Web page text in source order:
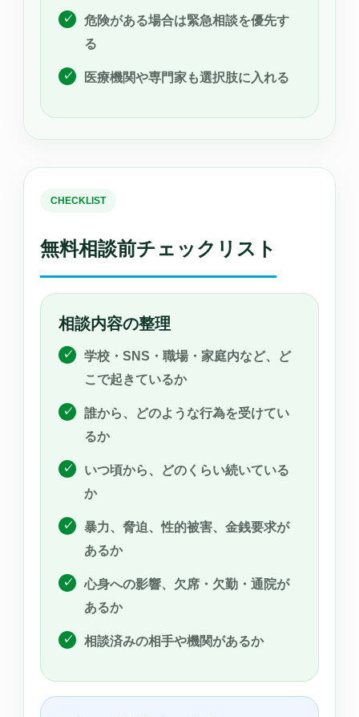
危険がある場合は緊急相談を優先す
る
医療機関や専門家も選択肢に入れる
CHECKLIST
無料相談前チェックリスト
相談内容の整理
学校・SNS・職場・家庭内など、ど
こで起きているか
誰から、どのような行為を受けてい
るか
いつ頃から、どのくらい続いている
か
暴力、脅迫、性的被害、金銭要求が
あるか
心身への影響、欠席・欠勤・通院が
あるか
相談済みの相手や機関があるか